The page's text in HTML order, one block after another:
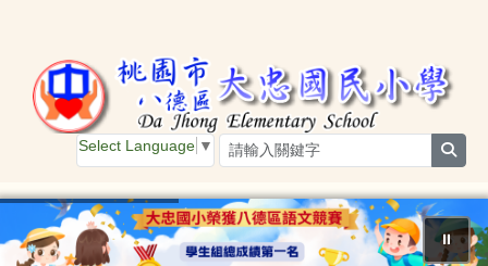
Select Language ▼
⏸